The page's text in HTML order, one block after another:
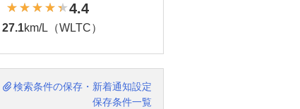
4.4
27.1km/L（WLTC）
検索条件の保存・新着通知設定
保存条件一覧